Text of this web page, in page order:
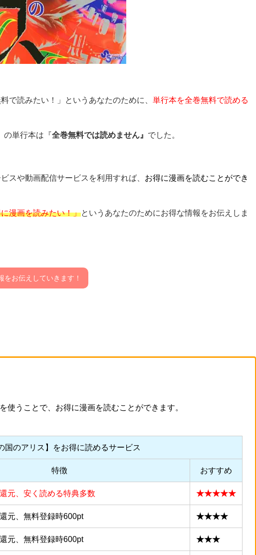
で読みたい！」というあなたのために、単行本を全巻無料で読める
の単行本は『全巻無料では読めません』 でした。
スや動画配信サービスを利用すれば、 お得に漫画を読むことができ
漫画を読みたい！」というあなたのためにお得な情報をお伝えしま
お伝えしていきます！
を使うことで、お得に漫画を読むことができます。
国のアリス】をお得に読めるサービス
特徴 おすすめ
元、安く読める特典多数 ★★★★★
元、無料登録時600pt ★★★★
元、無料登録時600pt ★★★